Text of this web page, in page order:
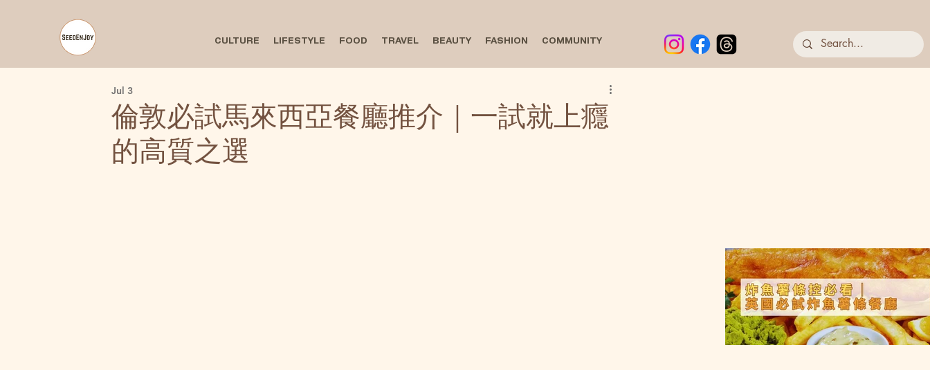
CULTURE LIFESTYLE FOOD TRAVEL BEAUTY FASHION COMMUNITY
倫敦必試馬來西亞餐廳推介｜一試就上癮
的高質之選
Jul 3